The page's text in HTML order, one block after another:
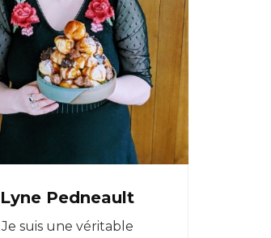
Lyne Pedneault
Je suis une véritable